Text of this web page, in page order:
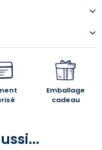
Emballage
cadeau